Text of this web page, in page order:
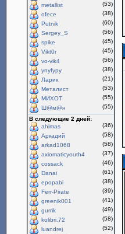
metallist
(53)
ofece
(38)
Putnik
(60)
Sergey_S
(56)
spike
(45)
Vikt0r
(45)
vo-vik4
(56)
ynyfypy
(38)
Ларик
(21)
Металист
(53)
МИХОТ
(55)
Ш@м@н
(55)
В следующие 2 дней:
ahimas
(36)
Аркадий
(58)
arkad1068
(58)
axiomaticyouth4
(37)
cossack
(46)
Danai
(61)
epopabi
(38)
Ferr-Pirate
(39)
greenik001
(41)
gurrik
(49)
kolibri.72
(58)
luandrej
(52)